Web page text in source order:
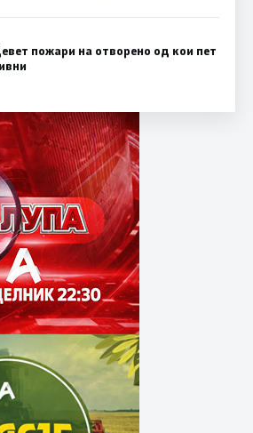
пожари на отворено од кои пет